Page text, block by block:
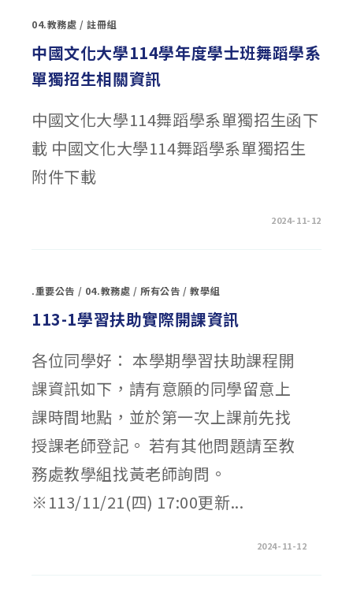
04.教務處 /註冊組
中國文化大學114學年度學士班舞蹈學系
單獨招生相關資訊
中國文化大學114舞蹈學系單獨招生函下
載 中國文化大學114舞蹈學系單獨招生
附件下載
114
年
度
班
舞
學
系
獨
招
相
關
訊〉
中
2024-11-12
.重要公告 / 04.教務處 / 所有公告 /教學組
113-1學習扶助實際開課資訊
各位同學好： 本學期學習扶助課程開
課資訊如下，請有意願的同學留意上
課時間地點，並於第一次上課前先找
授課老師登記。 若有其他問題請至教
務處教學組找黃老師詢問。
※113/11/21(四) 17:00更新...
2024-11-12